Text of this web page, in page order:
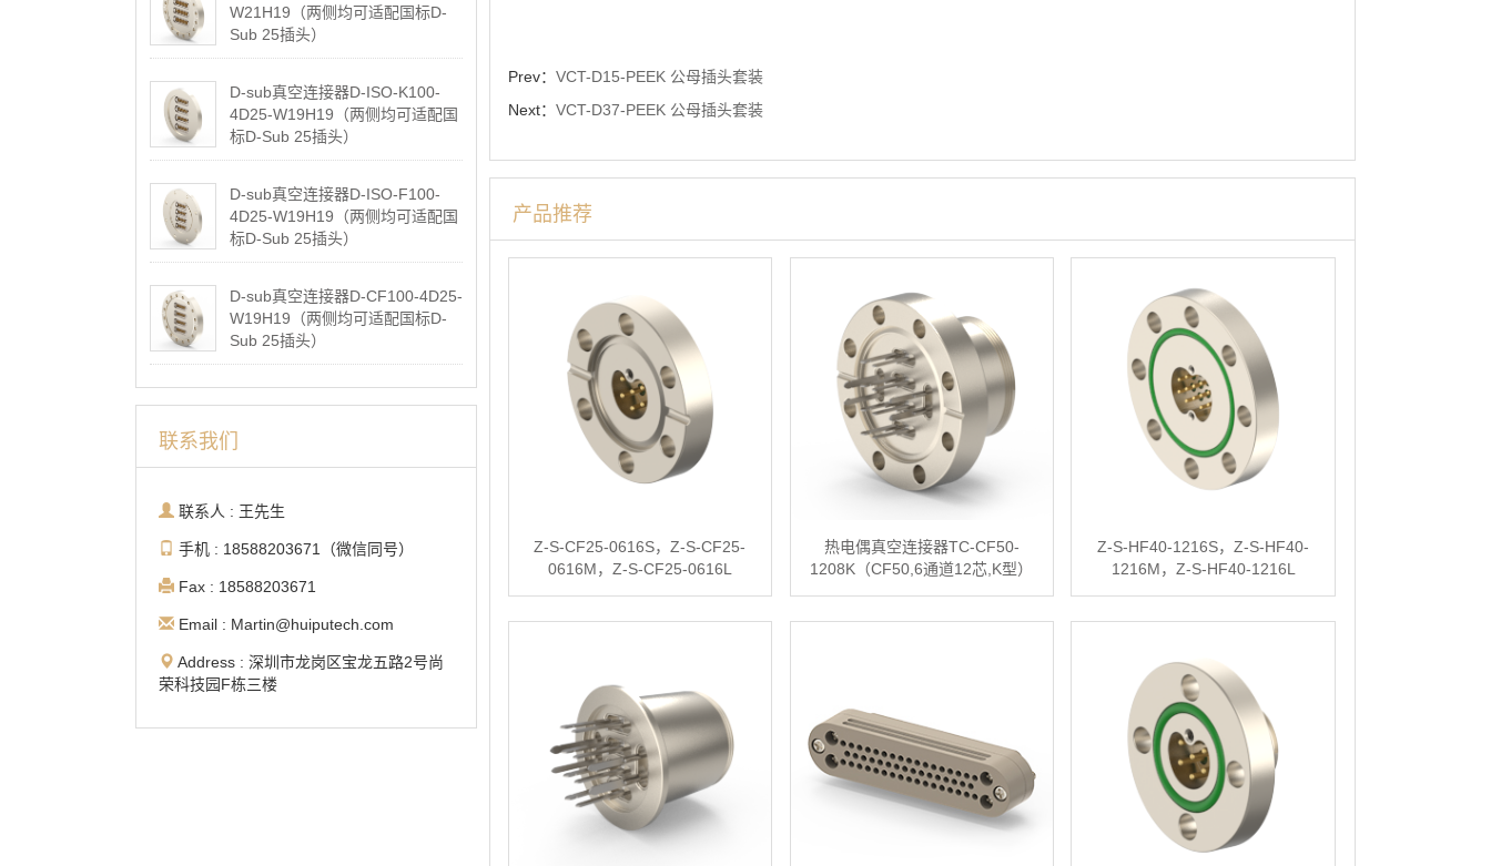
Prev： VCT-D15-PEEK 公母插头套装
Next： VCT-D37-PEEK 公母插头套装
W21H19（两侧均可适配国标D-
Sub 25插头）
2026-05-07
D-sub真空连接器D-ISO-K100-
4D25-W19H19（两侧均可适配国
标D-Sub 25插头）
2026-05-07
D-sub真空连接器D-ISO-F100-
4D25-W19H19（两侧均可适配国
标D-Sub 25插头）
2026-05-07
D-sub真空连接器D-CF100-4D25-
W19H19（两侧均可适配国标D-
Sub 25插头）
2026-05-07
联系我们
联系人 : 王先生
手机 : 18588203671（微信同号）
Fax : 18588203671
Email : Martin@huiputech.com
Address : 深圳市龙岗区宝龙五路2号尚
荣科技园F栋三楼
产品推荐
Z-S-CF25-0616S，Z-S-CF25-
0616M，Z-S-CF25-0616L
热电偶真空连接器TC-CF50-
1208K（CF50,6通道12芯,K型）
Z-S-HF40-1216S，Z-S-HF40-
1216M，Z-S-HF40-1216L